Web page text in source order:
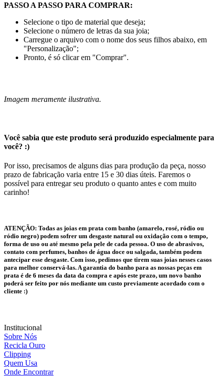
PASSO A PASSO PARA COMPRAR:
Selecione o tipo de material que deseja;
Selecione o número de letras da sua joia;
Carregue o arquivo com o nome dos seus filhos abaixo, em
"Personalização";
Pronto, é só clicar em "Comprar".
Imagem meramente ilustrativa.
Você sabia que este produto será produzido especialmente para
você? :)
Por isso, precisamos de alguns dias para produção da peça, nosso
prazo de fabricação varia entre 15 e 30 dias úteis. Faremos o
possível para entregar seu produto o quanto antes e com muito
carinho!
ATENÇÃO: Todas as joias em prata com banho (amarelo, rosé, ródio ou
ródio negro) podem sofrer um desgaste natural ou oxidação com o tempo,
forma de uso ou até mesmo pela pele de cada pessoa. O uso de abrasivos,
contato com perfumes, banhos de água doce ou salgada, também podem
antecipar esse desgaste. Com isso, pedimos que tirem suas joias nesses casos
para melhor conservá-las. A garantia do banho para as nossas peças em
prata é de 6 meses da data da compra e após este prazo, um novo banho
poderá ser feito por nós mediante um custo previamente acordado com o
cliente :)
Institucional
Sobre Nós
Recicla Ouro
Clipping
Quem Usa
Onde Encontrar